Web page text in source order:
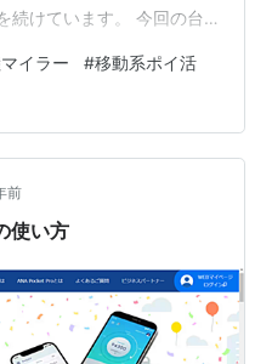
続けています。 今回の台
なアプリ？ 簡単にいう
する など、日常の移動で
トを使ってアプリ内のガ
社ポイントに交換できる
ガチャとdポイントなど
イラー #移動系ポイ活
前
使い方